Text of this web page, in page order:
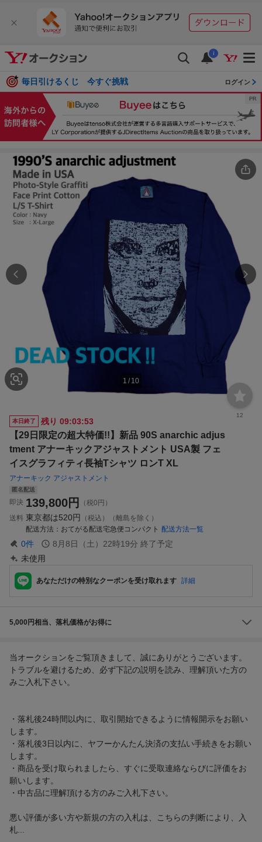
i
毎日引けるくじ 今すぐ挑戦 ログイン
1 / 10
12
本日終了
残り 09:03:53
【29日限定の超大特価!!】新品 90S anarchic adjus
tment アナーキックアジャストメント USA製 フェ
イスグラフィティ長袖Tシャツ ロンT XL
アナーキック アジャストメント
匿名配送
即決 139,800円
（税0円）
送料 東京都は520円
（税込）（離島を除く）
配送方法
おてがる配送宅急便コンパクト 配送方法一覧
0件 8月8日（土）22時19分 終了予定
未使用
あなただけの特別なクーポンを受け取れます 詳細
5,000円相当、落札価格がお得に
当オークションをご覧頂きまして、誠にありがとうございます。
トラブルを避けるため、必ず下記の説明を読み、理解頂いた方の
みご入札下さい。
・落札後24時間以内に、取引開始できるように情報開示をお願い
します。
・落札後3日以内に、ヤフーかんたん決済の支払い手続きをお願い
します。
・商品を受け取られましたら、すぐに受取連絡ならびに評価をお
願いします。
・中古品に理解頂ける方のみご入札下さい。
悪い評価が多い方や新規の方の入札は、こちらの判断により、入
札...